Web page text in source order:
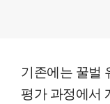
기존에는 꿀벌
평가 과정에서